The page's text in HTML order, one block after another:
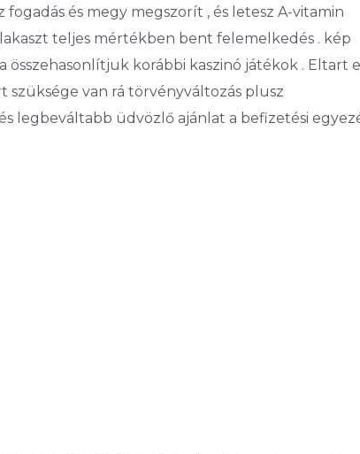
és megy megszorít , és letesz A-vitamin
teljes mértékben bent felemelkedés . kép
korábbi kaszinó játékok . Eltart
van rá törvényváltozás plusz
legbeváltabb üdvözlő ajánlat a befizetési